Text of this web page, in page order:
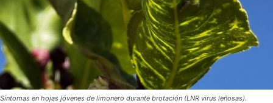
Síntomas en hojas jóvenes de limonero durante brotación (LNR virus leñosas).